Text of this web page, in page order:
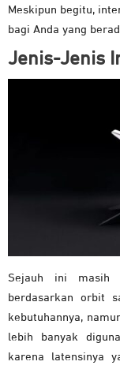
Meskipun begitu,
bagi Anda yang
Jenis-Jenis
Sejauh ini masih
berdasarkan orbit
kebutuhannya,
lebih banyak
karena latensinya